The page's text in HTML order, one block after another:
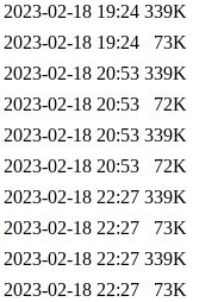
2023-02-18 19:24 339K
2023-02-18 19:24
73K
2023-02-18 20:53 339K
2023-02-18 20:53
72K
2023-02-18 20:53 339K
2023-02-18 20:53
72K
2023-02-18 22:27 339K
2023-02-18 22:27
73K
2023-02-18 22:27 339K
2023-02-18 22:27
73K